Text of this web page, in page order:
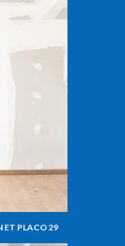
ET PLACO 29